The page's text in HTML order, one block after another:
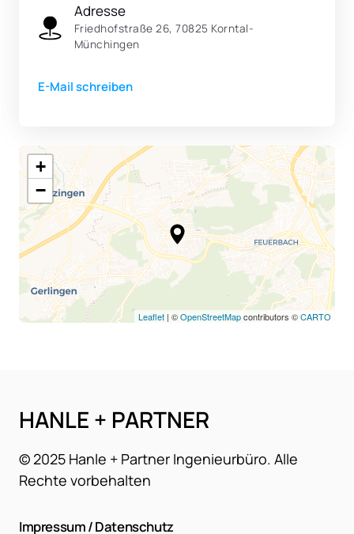
Adresse
Friedhofstraße 26, 70825 Korntal-
Münchingen
E-Mail schreiben
+
−
Leaflet | ©OpenStreetMapcontributors ©CARTO
HANLE + PARTNER
© 2025 Hanle + Partner Ingenieurbüro. Alle
Rechte vorbehalten
Impressum / Datenschutz